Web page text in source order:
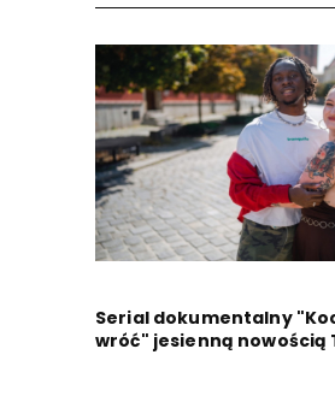
Serial dokumentalny
wróć" jesienną nowością